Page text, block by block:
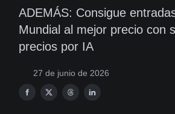
ADEMÁS: Consigue
Mundial al mejor precio con
precios por IA
27 de junio de 2026